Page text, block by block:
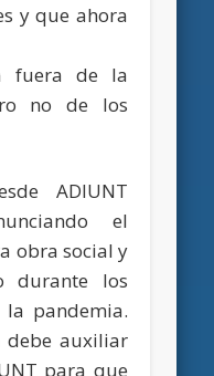
y que ahora
fuera de la
no de los
ADIUNT
el
obra social y
durante los
la pandemia.
debe auxiliar
para que